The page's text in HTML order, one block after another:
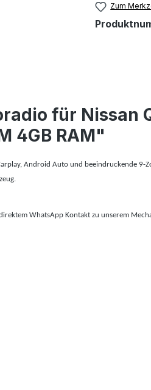
Zum
für Nissan
4GB RAM"
Android Auto und beeindruckende
WhatsApp Kontakt zu unserem